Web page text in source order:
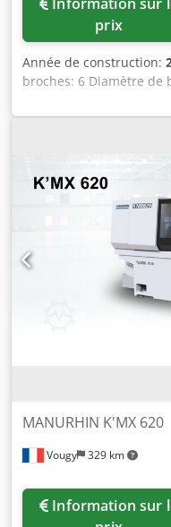
prix
Année de construction:
broches: 6 Diamètre de
max de ravitaillement:
4.250 tr/min Cette
de pièces en
intégré). Dedpfjkvnu
prédisposé en machine
pièces ébauchées en
diamètre de 130 mm.
peuvent être intégrés à
avec une CN Siemens
Vougy 329 km
MANURHIN K'MX 620